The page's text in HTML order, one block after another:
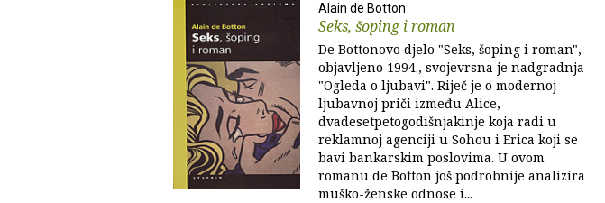
Alain de Botton
Seks, šoping i roman
De Bottonovo djelo "Seks, šoping i roman",
objavljeno 1994., svojevrsna je nadgradnja
"Ogleda o ljubavi". Riječ je o modernoj
ljubavnoj priči između Alice,
dvadesetpetogodišnjakinje koja radi u
reklamnoj agenciji u Sohou i Erica koji se
bavi bankarskim poslovima. U ovom
romanu de Botton još podrobnije analizira
muško-ženske odnose i...